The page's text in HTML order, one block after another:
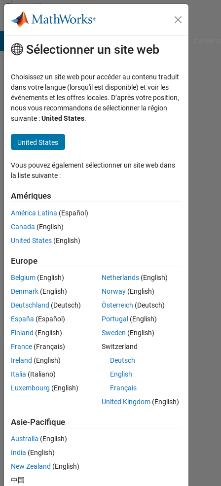
Passer au contenu
Community
Profile
Jobin
Geevarghese
Thampi
Last
seen:
4 ans il
y a
Actif
depuis
Followers:
Following:
Statistiques
CONTRIBUTIONS
-2-1
2
3
4
Sélectionner un site web
Choisissez un site web pour accéder au contenu traduit
dans votre langue (lorsqu'il est disponible) et voir les
événements et les offres locales. D’après votre position,
nous vous recommandons de sélectionner la région
suivante :United States.
United States
Vous pouvez également sélectionner un site web dans
la liste suivante :
Amériques
América Latina (Español)
Canada (English)
United States (English)
Europe
Belgium (English)
Denmark (English)
Deutschland (Deutsch)
España (Español)
Finland (English)
France (Français)
Ireland (English)
Italia (Italiano)
Luxembourg (English)
Netherlands(English)
Norway(English)
Österreich (Deutsch)
Portugal (English)
Sweden (English)
Switzerland
Deutsch
English
Français
United Kingdom(English)
Asie-Pacifique
Australia (English)
India (English)
New Zealand (English)
中国